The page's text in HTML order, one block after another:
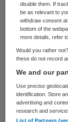
bij de
een later
bloedvaten
Volgens
acuut
met
disable them. If
be as relevant to
withdraw consent
bottom of the
more details, refer
Would you rather
these do not record
We and our
Use precise
identification. Store
advertising and
research and
List of Partners